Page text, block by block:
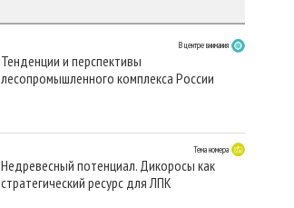
В центре внимания
Тенденции и перспективы
лесопромышленного комплекса России
Тема номера
Недревесный потенциал. Дикоросы как
стратегический ресурс для ЛПК